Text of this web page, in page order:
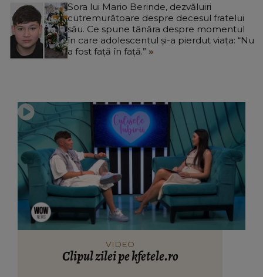
Sora lui Mario Berinde, dezvăluiri
cutremurătoare despre decesul fratelui
său. Ce spune tânăra despre momentul
în care adolescentul și-a pierdut viața: “Nu
a fost față în față.”
VIDEO
Clipul zilei pe kfetele.ro